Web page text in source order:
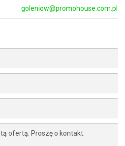
goleniow@promohouse.com.pl